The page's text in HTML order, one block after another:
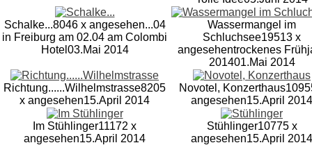
Schalke...8046 x angesehen...04
in Freiburg am 02.04 am Colombi
Hotel 03.Mai 2014
Wassermangel im
Schluchsee19513 x
angesehentrockenes
201401.Mai 2014
Richtung......Wilhelmstrasse8205
x angesehen15.April 2014
Novotel, Konzerthaus
angesehen15.April 2014
Im Stühlinger11172 x
angesehen15.April 2014
Stühlinger10775 x
angesehen15.April 2014